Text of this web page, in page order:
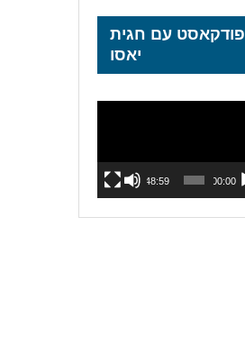
פודקאסט עם חגית
יאסו
00:00
48:59